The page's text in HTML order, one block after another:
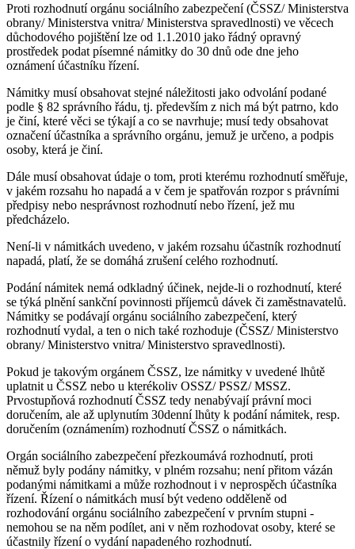
Proti rozhodnutí orgánu sociálního zabezpečení (ČSSZ/ Ministerstva
obrany/ Ministerstva vnitra/ Ministerstva spravedlnosti) ve věcech
důchodového pojištění lze od 1.1.2010 jako řádný opravný
prostředek podat písemné námitky do 30 dnů ode dne jeho
oznámení účastníku řízení.
Námitky musí obsahovat stejné náležitosti jako odvolání podané
podle § 82 správního řádu, tj. především z nich má být patrno, kdo
je činí, které věci se týkají a co se navrhuje; musí tedy obsahovat
označení účastníka a správního orgánu, jemuž je určeno, a podpis
osoby, která je činí.
Dále musí obsahovat údaje o tom, proti kterému rozhodnutí směřuje,
v jakém rozsahu ho napadá a v čem je spatřován rozpor s právními
předpisy nebo nesprávnost rozhodnutí nebo řízení, jež mu
předcházelo.
Není-li v námitkách uvedeno, v jakém rozsahu účastník rozhodnutí
napadá, platí, že se domáhá zrušení celého rozhodnutí.
Podání námitek nemá odkladný účinek, nejde-li o rozhodnutí, které
se týká plnění sankční povinnosti příjemců dávek či zaměstnavatelů.
Námitky se podávají orgánu sociálního zabezpečení, který
rozhodnutí vydal, a ten o nich také rozhoduje (ČSSZ/ Ministerstvo
obrany/ Ministerstvo vnitra/ Ministerstvo spravedlnosti).
Pokud je takovým orgánem ČSSZ, lze námitky v uvedené lhůtě
uplatnit u ČSSZ nebo u kterékoliv OSSZ/ PSSZ/ MSSZ.
Prvostupňová rozhodnutí ČSSZ tedy nenabývají právní moci
doručením, ale až uplynutím 30denní lhůty k podání námitek, resp.
doručením (oznámením) rozhodnutí ČSSZ o námitkách.
Orgán sociálního zabezpečení přezkoumává rozhodnutí, proti
němuž byly podány námitky, v plném rozsahu; není přitom vázán
podanými námitkami a může rozhodnout i v neprospěch účastníka
řízení. Řízení o námitkách musí být vedeno odděleně od
rozhodování orgánu sociálního zabezpečení v prvním stupni -
nemohou se na něm podílet, ani v něm rozhodovat osoby, které se
účastnily řízení o vydání napadeného rozhodnutí.